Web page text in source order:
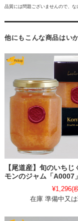
品質には問題ございませんので、な
他にもこんな商品はい
【尾道産】旬のいちじ
モンのジャム「A0007」
¥1,296(
在庫 準備中又